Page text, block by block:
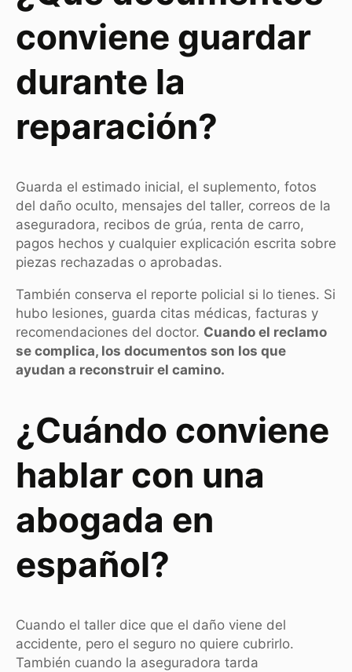
conviene guardar
durante la
reparación?
Guarda el estimado inicial, el suplemento, fotos
del daño oculto, mensajes del taller, correos de la
aseguradora, recibos de grúa, renta de carro,
pagos hechos y cualquier explicación escrita sobre
piezas rechazadas o aprobadas.
También conserva el reporte policial si lo tienes. Si
hubo lesiones, guarda citas médicas, facturas y
recomendaciones del doctor. Cuando el reclamo
se complica, los documentos son los que
ayudan a reconstruir el camino.
¿Cuándo conviene
hablar con una
abogada en
español?
Cuando el taller dice que el daño viene del
accidente, pero el seguro no quiere cubrirlo.
También cuando la aseguradora tarda